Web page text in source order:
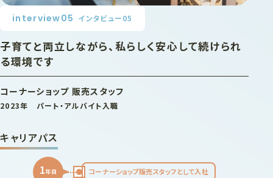
interview05 インタビュー05
子育てと両立しながら、私らしく安心して続けられ
る環境です
コーナーショップ 販売スタッフ
2023年 パート・アルバイト入職
キャリアパス
1年目 コーナーショップ販売スタッフとして入社